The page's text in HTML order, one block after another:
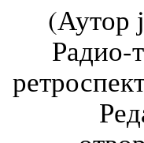
(Аутор
Радио-